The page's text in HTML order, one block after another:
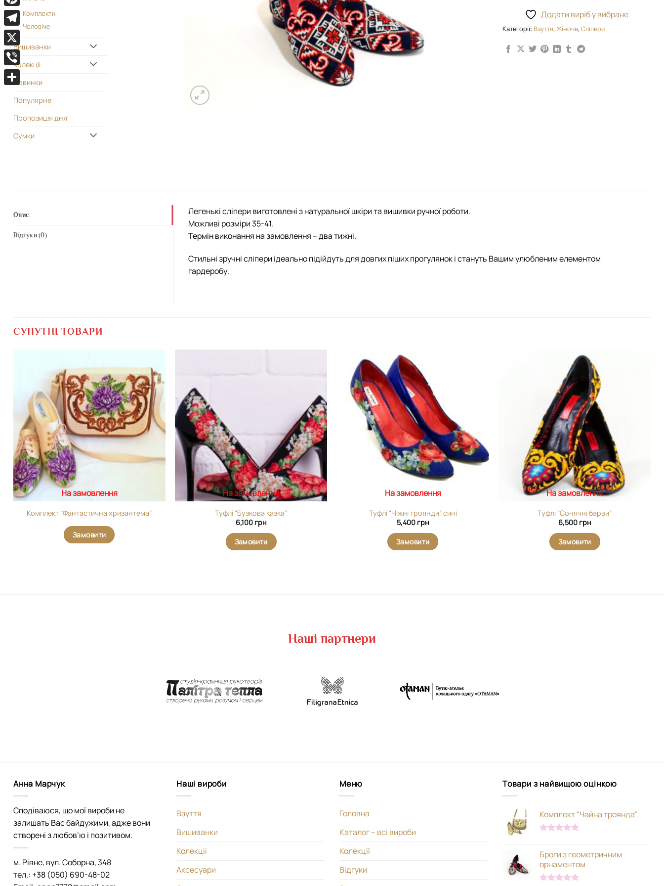
Комплекти
Чоловіче
Вишиванки
Колекціі
Новинки
Популярне
Пропозиція дня
Сумки
Додати виріб у вибране
Категорії: Взуття, Жіноче, Сліпери
Опис
Відгуки (0)
Легенькі сліпери виготовлені з натуральної шкіри та вишивки ручної роботи.
Можливі розміри 35-41.
Термін виконання на замовлення – два тижні.
Стильні зручні сліпери ідеально підійдуть для довгих піших прогулянок і стануть Вашим улюбленим елементом
гардеробу.
СУПУТНІ ТОВАРИ
Додати
виріб у
вибране
На замовлення
Комплект “Фантастична хризантема”
Замовити
На замовлення
Туфлі “Бузкова казка”
6,100 грн
Замовити
На замовлення
Туфлі “Ніжні троянди” сині
5,400 грн
Замовити
На замовлення
Туфлі “Сонячні барви”
6,500 грн
Замовити
Наші партнери
Анна Марчук
Сподіваюся, що мої вироби не
залишать Вас байдужими, адже вони
створені з любов’ю і позитивом.
м. Рівне, вул. Соборна, 348
тел.: +38 (050) 690-48-02
Наші вироби
Взуття
Вишиванки
Колекціі
Аксесуари
Меню
Головна
Каталог – всі вироби
Колекції
Відгуки
Товари з найвищою оцінкою
Комплект "Чайна троянда"
Броги з геометричним
орнаментом
Pinterest
Telegram
X
Viber